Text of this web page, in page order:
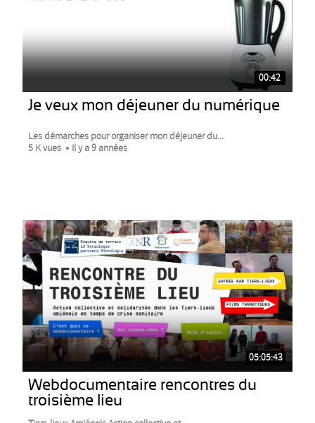
00:42
Je veux mon déjeuner du numérique
Les démarches pour organiser mon déjeuner du...
5 K vues
Il y a 9 années
05:05:43
Webdocumentaire rencontres du
troisième lieu